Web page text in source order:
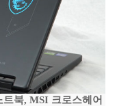
북, MSI 크로스헤어